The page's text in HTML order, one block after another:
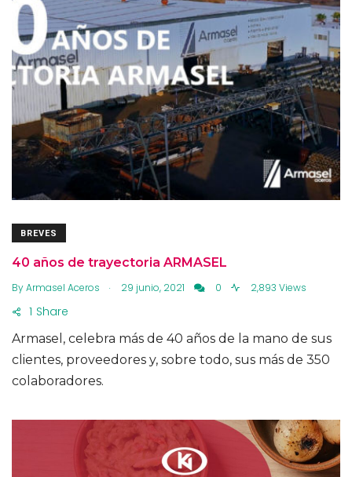
BREVES
40 años de trayectoria ARMASEL
ByArmasel Aceros . 29 junio, 2021 0 2,893 Views
Share
1
Armasel, celebra más de 40 años de la mano de sus
clientes, proveedores y, sobre todo, sus más de 350
colaboradores.